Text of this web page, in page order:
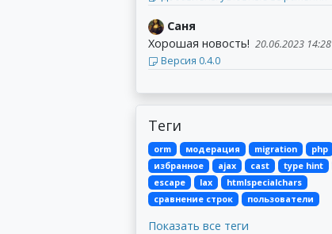
Саня
Хорошая новость! 20.06.2023 14:28
Версия 0.4.0
Теги
orm модерация migration php
избранное
ajax cast type hint
escape
lax
htmlspecialchars
сравнение строк
пользователи
Показать все теги